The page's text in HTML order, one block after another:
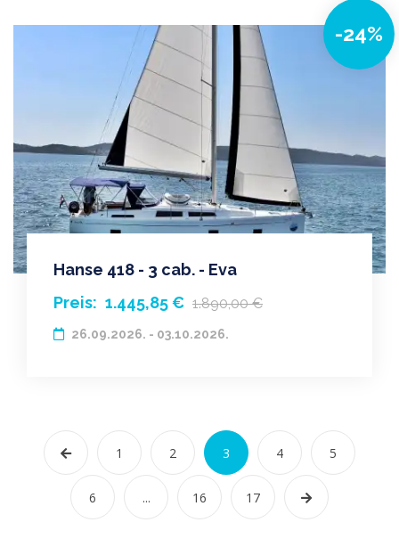
-24%
Hanse 418 - 3 cab. - Eva
Preis: 1.445,85 € 1.890,00 €
26.09.2026. - 03.10.2026.
1 2 3 4 5
6 ... 16 17